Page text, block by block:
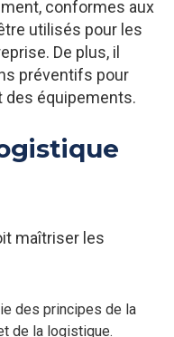
conformes aux
utilisés pour les
De plus, il
préventifs pour
des équipements.
maîtriser les
des principes de la
de la logistique.